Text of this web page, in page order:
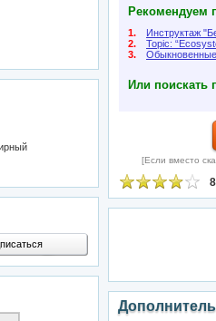
Рекомендуем
1.
Инструктаж
2.
Topic:
3.
Или поискать
[Если вместо